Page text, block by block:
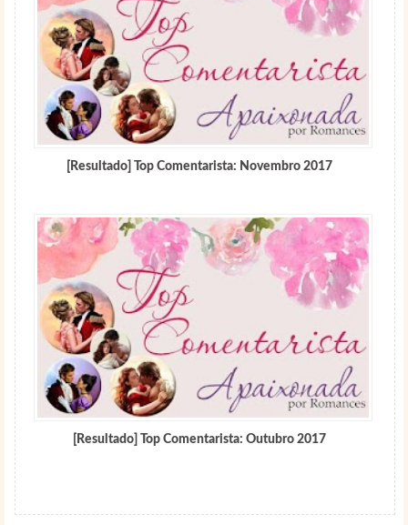
[Resultado] Top Comentarista: Novembro 2017
[Resultado] Top Comentarista: Outubro 2017